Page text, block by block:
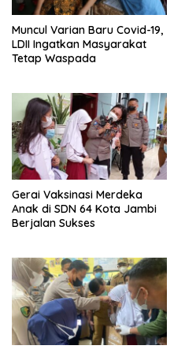
Muncul Varian Baru Covid-19,
LDII Ingatkan Masyarakat
Tetap Waspada
Gerai Vaksinasi Merdeka
Anak di SDN 64 Kota Jambi
Berjalan Sukses